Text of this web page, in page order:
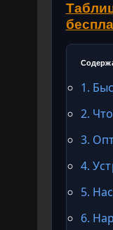
1.
2.
3.
4.
5.
6.